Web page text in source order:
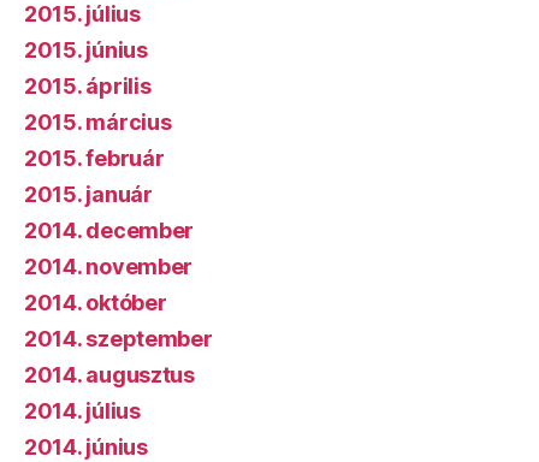
2015. július
2015. június
2015. április
2015. március
2015. február
2015. január
2014. december
2014. november
2014. október
2014. szeptember
2014. augusztus
2014. július
2014. június